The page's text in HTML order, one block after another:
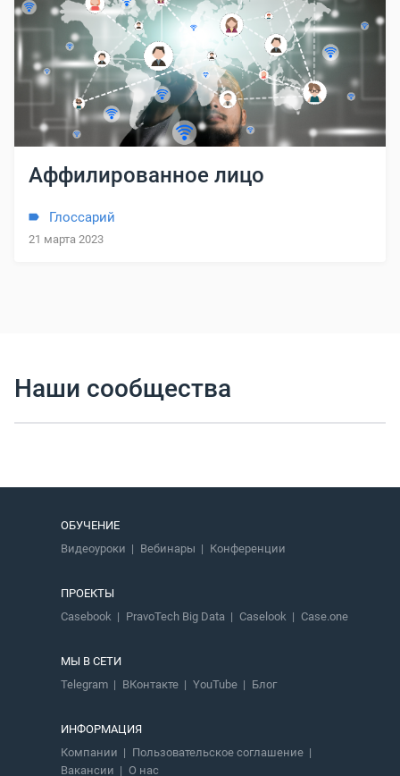
Аффилированное лицо
Глоссарий
21 марта 2023
Наши сообщества
ОБУЧЕНИЕ
Видеоуроки
Вебинары Конференции
ПРОЕКТЫ
Casebook
PravoTech Big Data Caselook Case.one
МЫ В СЕТИ
Telegram
ВКонтакте YouTube Блог
ИНФОРМАЦИЯ
Компании
Пользовательское соглашение
Вакансии
О нас